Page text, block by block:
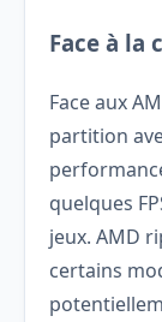
Face à la
Face aux
partition
quelques
jeux. AMD
certains